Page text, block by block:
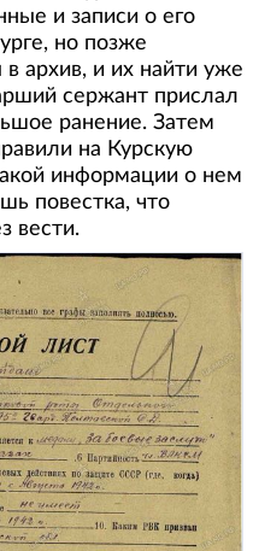
и записи о его
но позже
архив, и их найти уже
сержант прислал
ранение. Затем
на Курскую
информации о нем
повестка, что
вести.